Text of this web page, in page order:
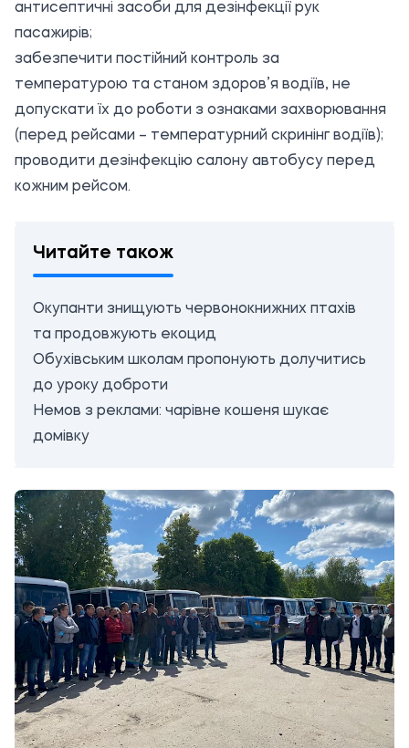
антисептичні засоби для дезінфекції рук
пасажирів;
забезпечити постійний контроль за
температурою та станом здоров’я водіїв, не
допускати їх до роботи з ознаками захворювання
(перед рейсами – температурний скринінг водіїв);
проводити дезінфекцію салону автобусу перед
кожним рейсом.
Читайте також
Окупанти знищують червонокнижних птахів
та продовжують екоцид
Обухівським школам пропонують долучитись
до уроку доброти
Немов з реклами: чарівне кошеня шукає
домівку